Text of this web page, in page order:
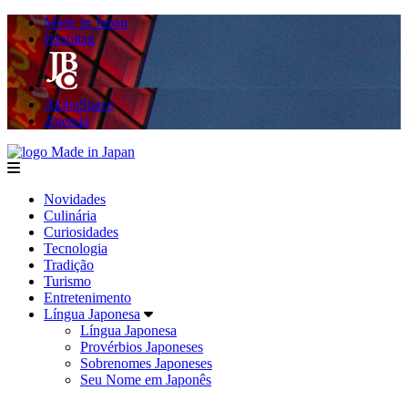
Made in Japan
Hashitag
AkibaSpace
Agenda
menu
Novidades
Culinária
Curiosidades
Tecnologia
Tradição
Turismo
Entretenimento
Língua Japonesa
Língua Japonesa
Provérbios Japoneses
Sobrenomes Japoneses
Seu Nome em Japonês